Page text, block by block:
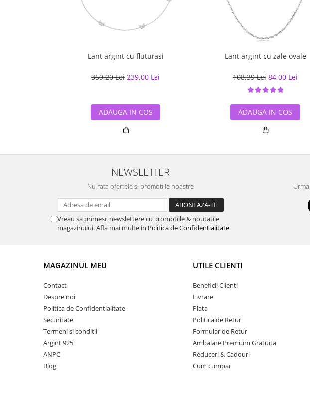
Lant argint cu fluturasi
359,20 Lei 239,00 Lei
ADAUGA IN COS
Lant argint cu zale ovale
108,39 Lei 84,00 Lei
ADAUGA IN COS
NEWSLETTER
Nu rata ofertele si promotiile noastre
Vreau sa primesc newslettere cu promotiile & noutatile
magazinului. Afla mai multe in Politica de Confidentialitate
MAGAZINUL MEU
Contact
Despre noi
Politica de Confidentialitate
Securitate
Termeni si conditii
Argint 925
ANPC
Blog
UTILE CLIENTI
Beneficii Clienti
Livrare
Plata
Politica de Retur
Formular de Retur
Ambalare Premium Gratuita
Reduceri & Cadouri
Cum cumpar